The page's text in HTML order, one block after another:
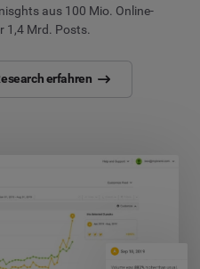
aus 100 Mio. Online-
1,4 Mrd. Posts.
erfahren